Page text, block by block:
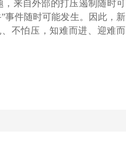
来自外部的打压遏制随时可
事件随时可能发生。因此，新
不怕压，知难而进、迎难而